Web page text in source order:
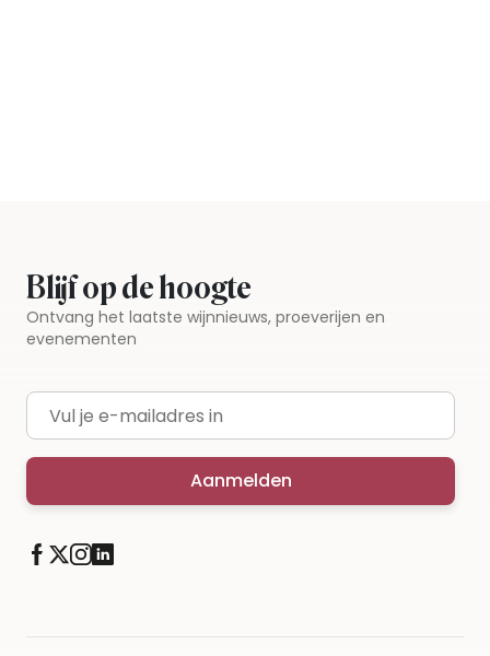
Blijf op de hoogte
Ontvang het laatste wijnnieuws, proeverijen en
evenementen
E-mailadres
Aanmelden